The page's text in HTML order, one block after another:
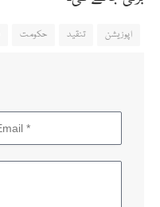
اپوزیشن تنقید حکومت